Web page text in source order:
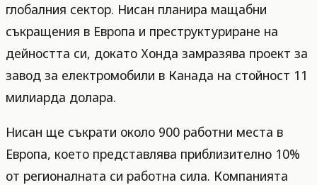
глобалния сектор. Нисан планира мащабни
съкращения в Европа и преструктуриране на
дейността си, докато Хонда замразява проект за
завод за електромобили в Канада на стойност 11
милиарда долара.
Нисан ще съкрати около 900 работни места в
Европа, което представлява приблизително 10%
от регионалната си работна сила. Компанията